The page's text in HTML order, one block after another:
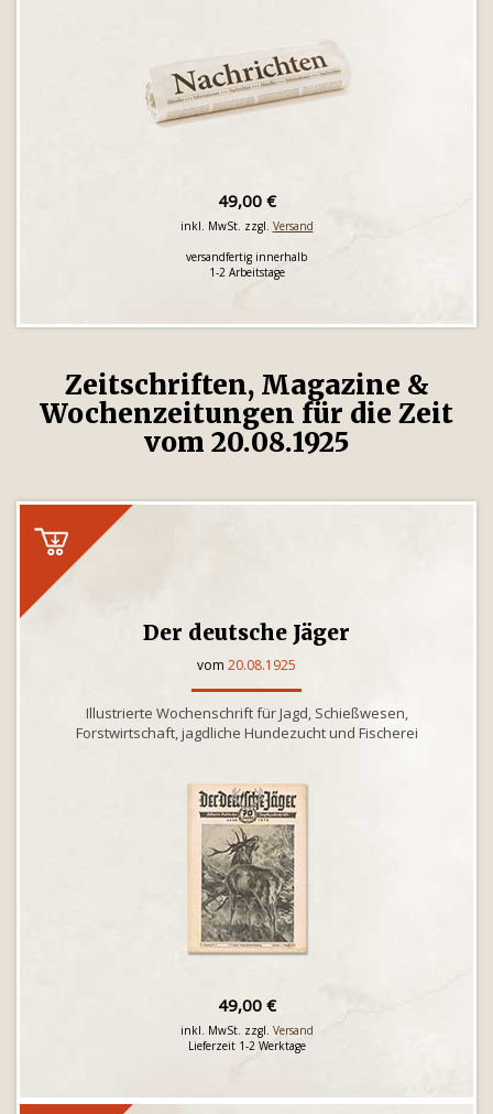
49,00 €
inkl. MwSt. zzgl. Versand
versandfertig innerhalb
1-2 Arbeitstage
Zeitschriften, Magazine &
Wochenzeitungen für die Zeit
vom 20.08.1925
Der deutsche Jäger
vom 20.08.1925
Illustrierte Wochenschrift für Jagd, Schießwesen,
Forstwirtschaft, jagdliche Hundezucht und Fischerei
49,00 €
inkl. MwSt. zzgl. Versand
Lieferzeit 1-2 Werktage